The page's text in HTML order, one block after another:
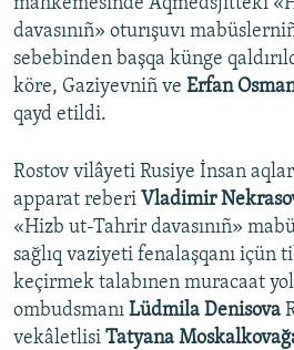
davasınıñ» oturışuvı
sebebinden başqa künge
köre, Gaziyevniñ ve Erfan
qayd etildi.
Rostov vilâyeti Rusiye İnsan
apparat reberi Vladimir
«Hizb ut-Tahrir davasınıñ»
sağlıq vaziyeti fenalaşqanı içün
keçirmek talabınen muracaat
ombudsmanı Lüdmila Denisova
vekâletlisi Tatyana